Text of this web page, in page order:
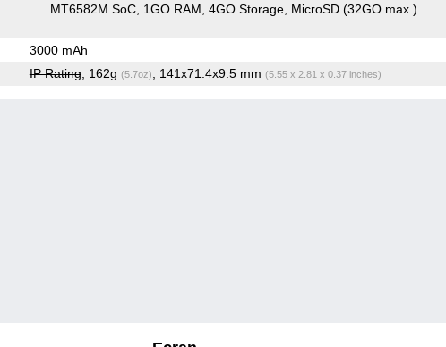
MT6582M SoC 1GO RAM 4GO Storage MicroSD (32GO max.)
3000 mAh
IP Rating, 162g (5.7oz) , 141x71.4x9.5 mm (5.55 x 2.81 x 0.37 inches)